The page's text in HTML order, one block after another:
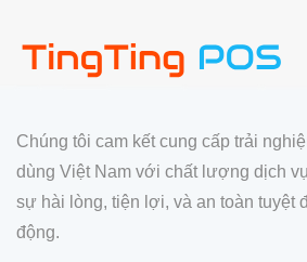
Chúng tôi cam kết cung cấp trải
dùng Việt Nam với chất lượng dịch
sự hài lòng, tiện lợi, và an toàn tuyệt
động.